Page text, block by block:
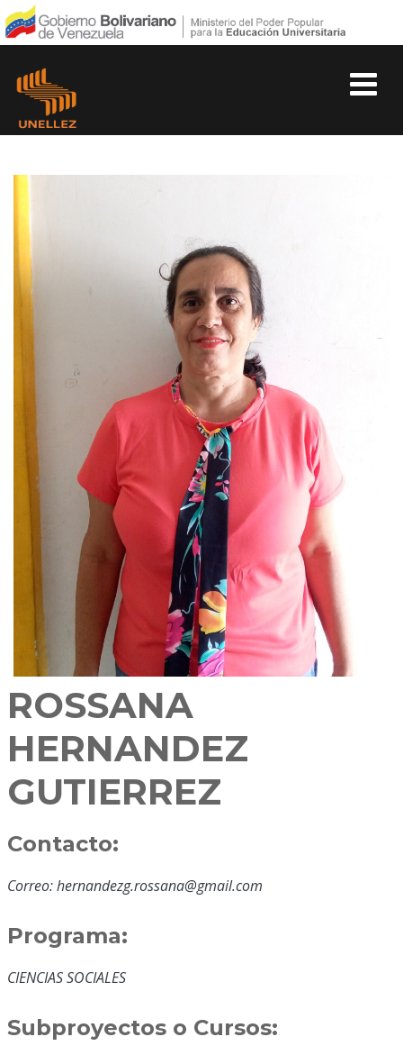
ROSSANA
HERNANDEZ
GUTIERREZ
Contacto:
Correo: hernandezg.rossana@gmail.com
Programa:
CIENCIAS SOCIALES
Subproyectos o Cursos: